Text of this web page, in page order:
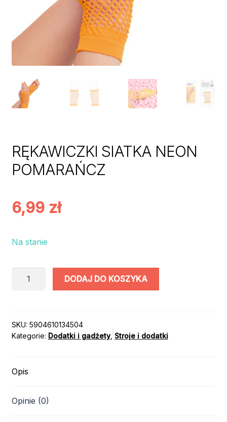
RĘKAWICZKI SIATKA NEON
POMARAŃCZ
6,99 zł
Na stanie
ilość
POMARAŃCZ
DODAJ DO KOSZYKA
SKU: 5904610134504
Kategorie: Dodatki i gadżety, Stroje i dodatki
Opis
Opinie (0)